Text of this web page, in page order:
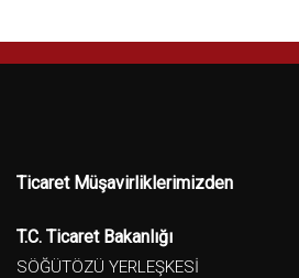
Ticaret Müşavirliklerimizden
T.C. Ticaret Bakanlığı
SÖĞÜTÖZÜ YERLEŞKESİ